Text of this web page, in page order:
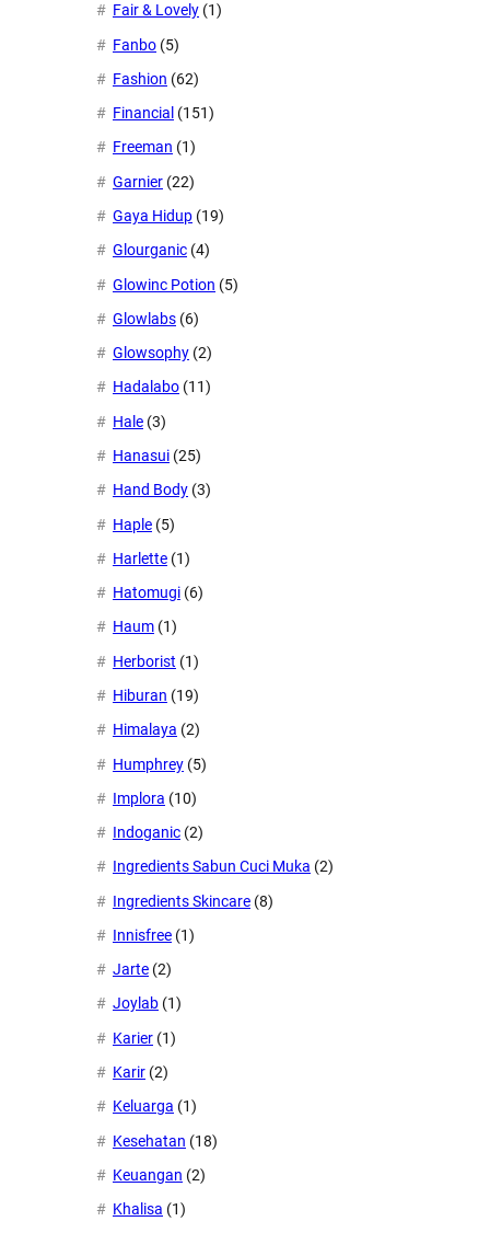
Fair & Lovely (1)
Fanbo (5)
Fashion (62)
Financial (151)
Freeman (1)
Garnier (22)
Gaya Hidup (19)
Glourganic (4)
Glowinc Potion (5)
Glowlabs (6)
Glowsophy (2)
Hadalabo (11)
Hale (3)
Hanasui (25)
Hand Body (3)
Haple (5)
Harlette (1)
Hatomugi (6)
Haum (1)
Herborist (1)
Hiburan (19)
Himalaya (2)
Humphrey (5)
Implora (10)
Indoganic (2)
Ingredients Sabun Cuci Muka (2)
Ingredients Skincare (8)
Innisfree (1)
Jarte (2)
Joylab (1)
Karier (1)
Karir (2)
Keluarga (1)
Kesehatan (18)
Keuangan (2)
Khalisa (1)